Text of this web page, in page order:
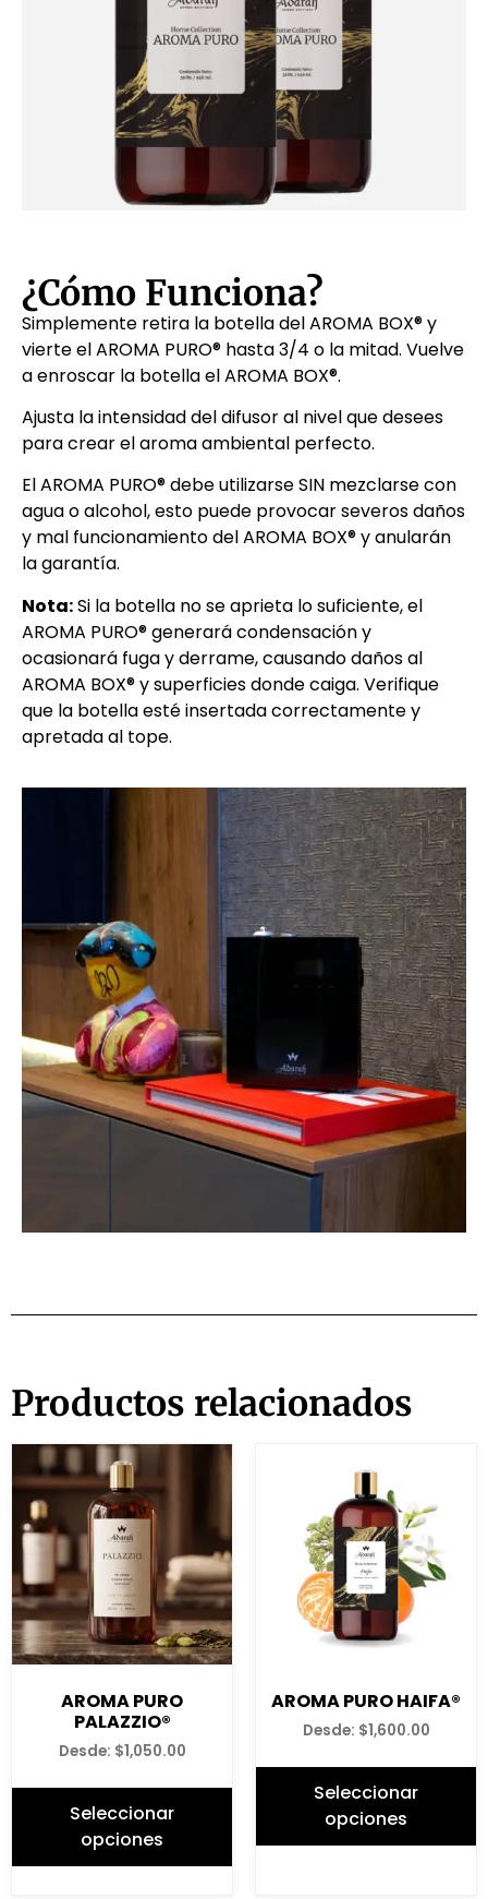
¿Cómo Funciona?
Simplemente retira la botella del AROMA BOX® y
vierte el AROMA PURO® hasta 3/4 o la mitad. Vuelve
a enroscar la botella el AROMA BOX®.
Ajusta la intensidad del difusor al nivel que desees
para crear el aroma ambiental perfecto.
El AROMA PURO® debe utilizarse SIN mezclarse con
agua o alcohol, esto puede provocar severos daños
y mal funcionamiento del AROMA BOX® y anularán
la garantía.
Nota:Si la botella no se aprieta lo suficiente, el
AROMA PURO® generará condensación y
ocasionará fuga y derrame, causando daños al
AROMA BOX® y superficies donde caiga. Verifique
que la botella esté insertada correctamente y
apretada al tope.
Productos relacionados
AROMA PURO
PALAZZIO®
Desde: $1,050.00
Seleccionar
opciones
AROMA PURO HAIFA®
Desde: $1,600.00
Seleccionar
opciones